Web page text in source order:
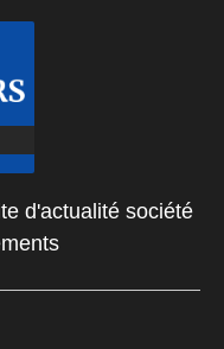
d'actualité société